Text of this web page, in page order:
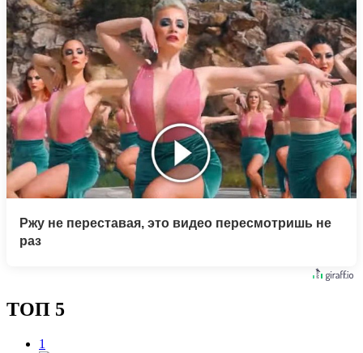
Ржу не переставая, это видео пересмотришь не
раз
ТОП 5
1